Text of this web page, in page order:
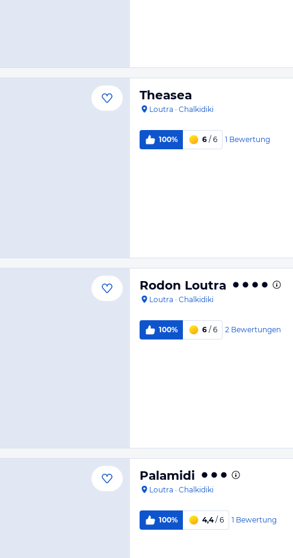
Theasea
Loutra · Chalkidiki
100% 6 / 6 1 Bewertung
Rodon Loutra
Loutra · Chalkidiki
100% 6 / 6 2 Bewertungen
Palamidi
Loutra · Chalkidiki
100% 4,4/ 6 1 Bewertung